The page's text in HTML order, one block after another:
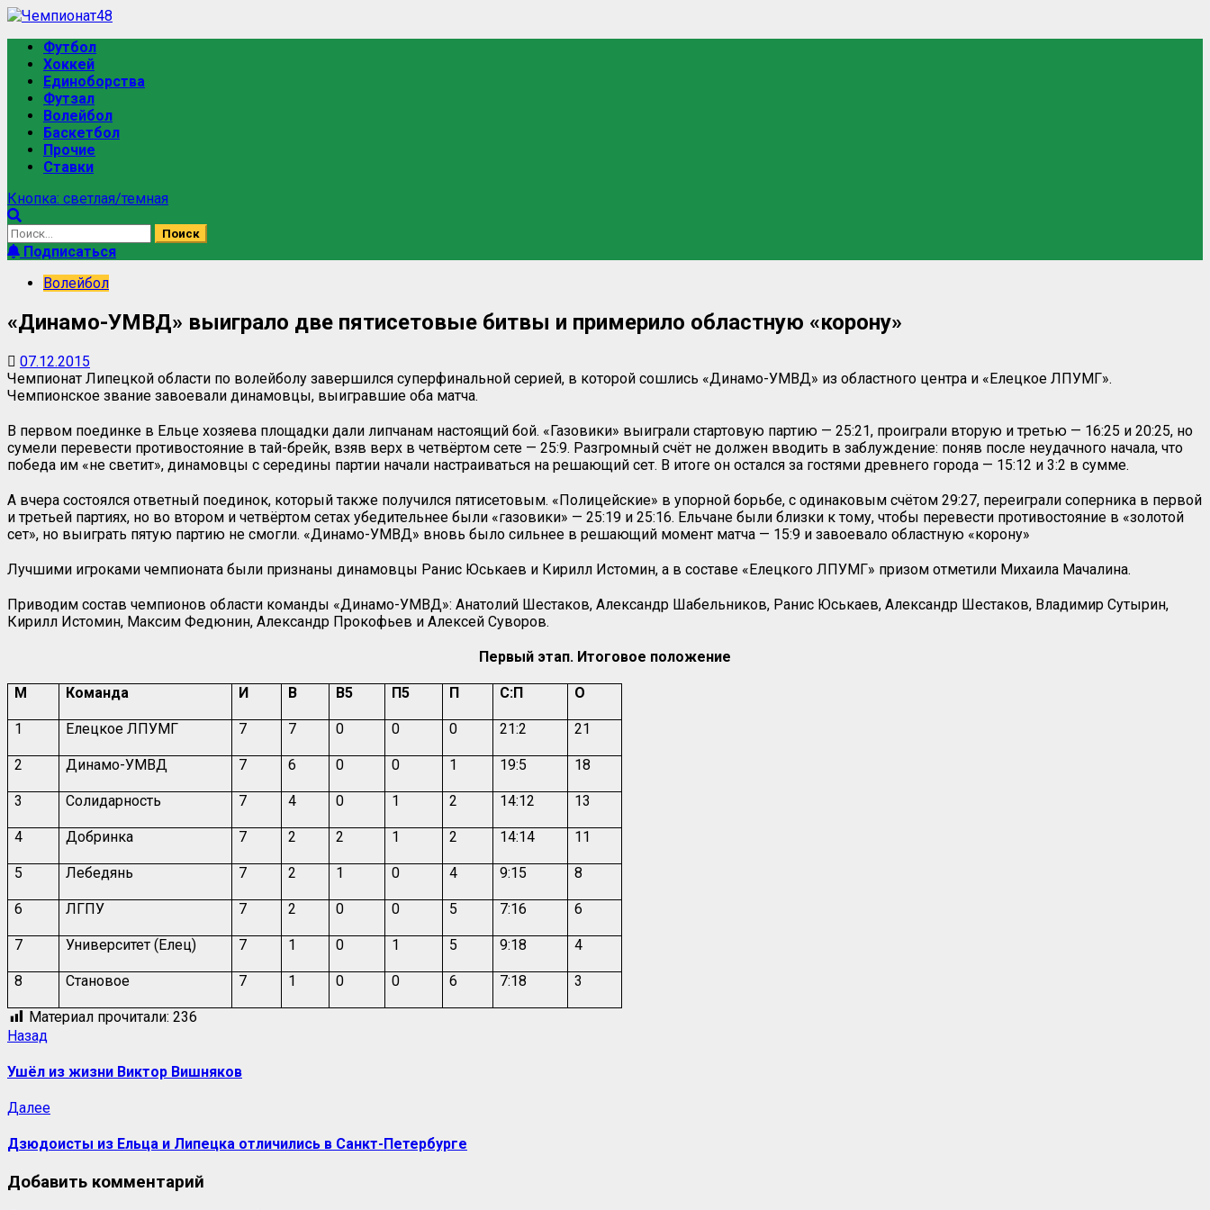
Перейти
содержимому
Основное
меню
Футбол
Хоккей
Единоборства
Футзал
Волейбол
Баскетбол
Прочие
Ставки
Кнопка: светлая/темная
Найти:
Подписаться
Волейбол
«Динамо-УМВД» выиграло две пятисетовые битвы и примерило областную «корону»
07.12.2015
Чемпионат Липецкой области по волейболу завершился суперфинальной серией, в которой сошлись «Динамо-УМВД» из областного центра и «Елецкое ЛПУМГ».
Чемпионское звание завоевали динамовцы, выигравшие оба матча.
В первом поединке в Ельце хозяева площадки дали липчанам настоящий бой. «Газовики» выиграли стартовую партию — 25:21, проиграли вторую и третью — 16:25 и 20:25, но
сумели перевести противостояние в тай-брейк, взяв верх в четвёртом сете — 25:9. Разгромный счёт не должен вводить в заблуждение: поняв после неудачного начала, что
победа им «не светит», динамовцы с середины партии начали настраиваться на решающий сет. В итоге он остался за гостями древнего города — 15:12 и 3:2 в сумме.
А вчера состоялся ответный поединок, который также получился пятисетовым. «Полицейские» в упорной борьбе, с одинаковым счётом 29:27, переиграли соперника в первой
и третьей партиях, но во втором и четвёртом сетах убедительнее были «газовики» — 25:19 и 25:16. Ельчане были близки к тому, чтобы перевести противостояние в «золотой
сет», но выиграть пятую партию не смогли. «Динамо-УМВД» вновь было сильнее в решающий момент матча — 15:9 и завоевало областную «корону»
Лучшими игроками чемпионата были признаны динамовцы Ранис Юськаев и Кирилл Истомин, а в составе «Елецкого ЛПУМГ» призом отметили Михаила Мачалина.
Приводим состав чемпионов области команды «Динамо-УМВД»: Анатолий Шестаков, Александр Шабельников, Ранис Юськаев, Александр Шестаков, Владимир Сутырин,
Кирилл Истомин, Максим Федюнин, Александр Прокофьев и Алексей Суворов.
Первый этап. Итоговое положение
М Команда И В В5 П5 П С:П О
1 Елецкое ЛПУМГ 7 7 0 0 0 21:2 21
2 Динамо-УМВД 7 6 0 0 1 19:5 18
3 Солидарность 7 4 0 1 2 14:12 13
4 Добринка 7 2 2 1 2 14:14 11
5 Лебедянь 7 2 1 0 4 9:15 8
6 ЛГПУ 7 2 0 0 5 7:16 6
7 Университет (Елец) 7 1 0 1 5 9:18 4
8 Становое 7 1 0 0 6 7:18 3
Материал прочитали: 236
Навигация
записи
Назад
Ушёл из жизни Виктор Вишняков
ДалееСледующая
Дзюдоисты из Ельца и Липецка отличились в Санкт-Петербурге
Добавить комментарий